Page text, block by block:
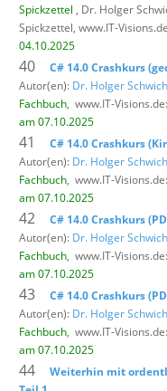
Spickzettel , Dr. Holger
Spickzettel, www.IT-
04.10.2025
40
C# 14.0 Crashkurs
Autor(en): Dr. Holger
Fachbuch, www.IT-
am 07.10.2025
41
C# 14.0 Crashkurs
Autor(en): Dr. Holger
Fachbuch, www.IT-
am 07.10.2025
42
C# 14.0 Crashkurs
Autor(en): Dr. Holger
Fachbuch, www.IT-
am 07.10.2025
43
C# 14.0 Crashkurs
Autor(en): Dr. Holger
Fachbuch, www.IT-
am 07.10.2025
44
Weiterhin mit